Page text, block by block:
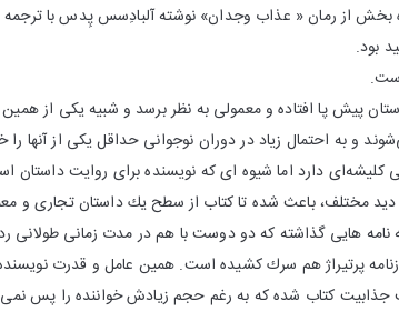
از رمان « عذاب وجدان» نوشته آلبادِسس پِدس با ترجمه
بود.
پیش پا افتاده و معمولی به نظر برسد و شبیه یكی از
و به احتمال زیاد در دوران نوجوانی حداقل یكی از آنها
دارد اما شیوه ای كه نویسنده برای روایت داستان
دید مختلف، باعث شده تا كتاب از سطح یك داستان تجاری و
نامه هایی گذاشته كه دو دوست با هم در مدت زمانی طولانی
پرتیراژ هم سرك كشیده است. همین عامل و قدرت
جذابیت كتاب شده كه به رغم حجم زیادش خواننده را پس